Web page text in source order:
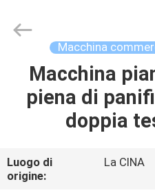
CASA.
PRODOTTI
VIDEO
Machinery
Technology
Reserved.
Macchina
Macchina
piena di
doppia
Luogo di
origine:
La CINA